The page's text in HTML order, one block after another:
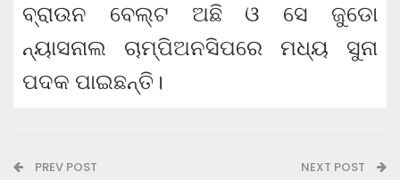
ବ୍ରାଉନ ବେଲ୍ଟ ଅଛି ଓ ସେ ଜୁଡୋ
ନ୍ୟାସନାଲ ଚାମ୍ପିଅନସିପରେ ମଧ୍ୟ ସୁନା
ପଦକ ପାଇଛନ୍ତି।
PREV POST NEXT POST